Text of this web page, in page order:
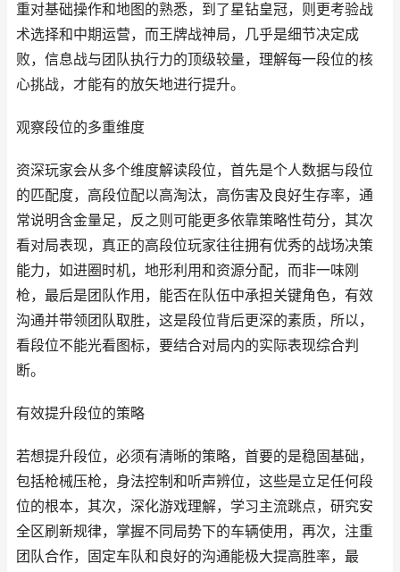
重对基础操作和地图的熟悉，到了星钻皇冠，则更考验战
术选择和中期运营，而王牌战神局，几乎是细节决定成
败，信息战与团队执行力的顶级较量，理解每一段位的核
心挑战，才能有的放矢地进行提升。
观察段位的多重维度
资深玩家会从多个维度解读段位，首先是个人数据与段位
的匹配度，高段位配以高淘汰，高伤害及良好生存率，通
常说明含金量足，反之则可能更多依靠策略性苟分，其次
看对局表现，真正的高段位玩家往往拥有优秀的战场决策
能力，如进圈时机，地形利用和资源分配，而非一味刚
枪，最后是团队作用，能否在队伍中承担关键角色，有效
沟通并带领团队取胜，这是段位背后更深的素质，所以，
看段位不能光看图标，要结合对局内的实际表现综合判
断。
有效提升段位的策略
若想提升段位，必须有清晰的策略，首要的是稳固基础，
包括枪械压枪，身法控制和听声辨位，这些是立足任何段
位的根本，其次，深化游戏理解，学习主流跳点，研究安
全区刷新规律，掌握不同局势下的车辆使用，再次，注重
团队合作，固定车队和良好的沟通能极大提高胜率，最